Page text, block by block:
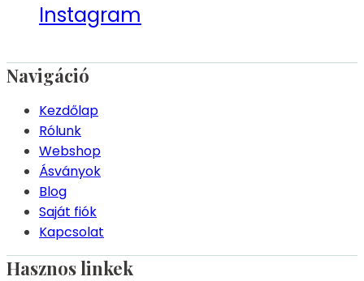
Instagram
Navigáció
Kezdőlap
Rólunk
Webshop
Ásványok
Blog
Saját fiók
Kapcsolat
Hasznos linkek